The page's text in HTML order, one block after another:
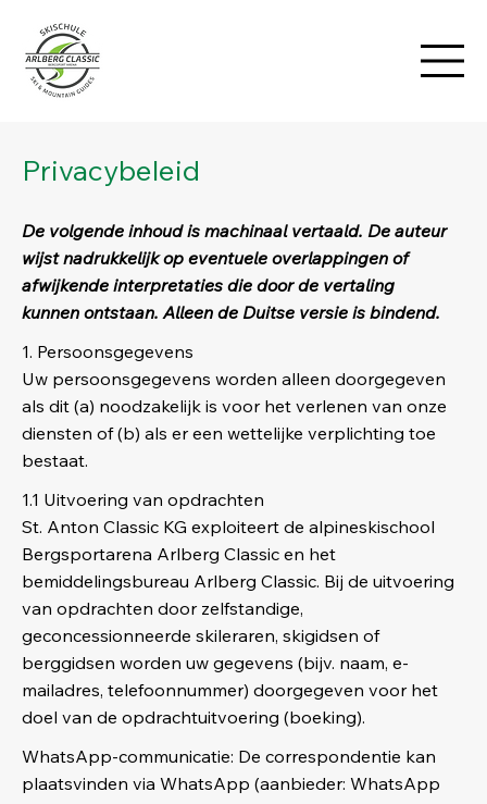
Privacybeleid
De volgende inhoud is machinaal vertaald. De auteur
wijst nadrukkelijk op eventuele overlappingen of
afwijkende interpretaties die door de vertaling
kunnen ontstaan. Alleen de Duitse versie is bindend.
1. Persoonsgegevens
Uw persoonsgegevens worden alleen doorgegeven
als dit (a) noodzakelijk is voor het verlenen van onze
diensten of (b) als er een wettelijke verplichting toe
bestaat.
1.1 Uitvoering van opdrachten
St. Anton Classic KG exploiteert de alpineskischool
Bergsportarena Arlberg Classic en het
bemiddelingsbureau Arlberg Classic. Bij de uitvoering
van opdrachten door zelfstandige,
geconcessionneerde skileraren, skigidsen of
berggidsen worden uw gegevens (bijv. naam, e-
mailadres, telefoonnummer) doorgegeven voor het
doel van de opdrachtuitvoering (boeking).
WhatsApp-communicatie: De correspondentie kan
plaatsvinden via WhatsApp (aanbieder: WhatsApp